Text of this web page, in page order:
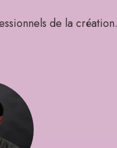
de la création.